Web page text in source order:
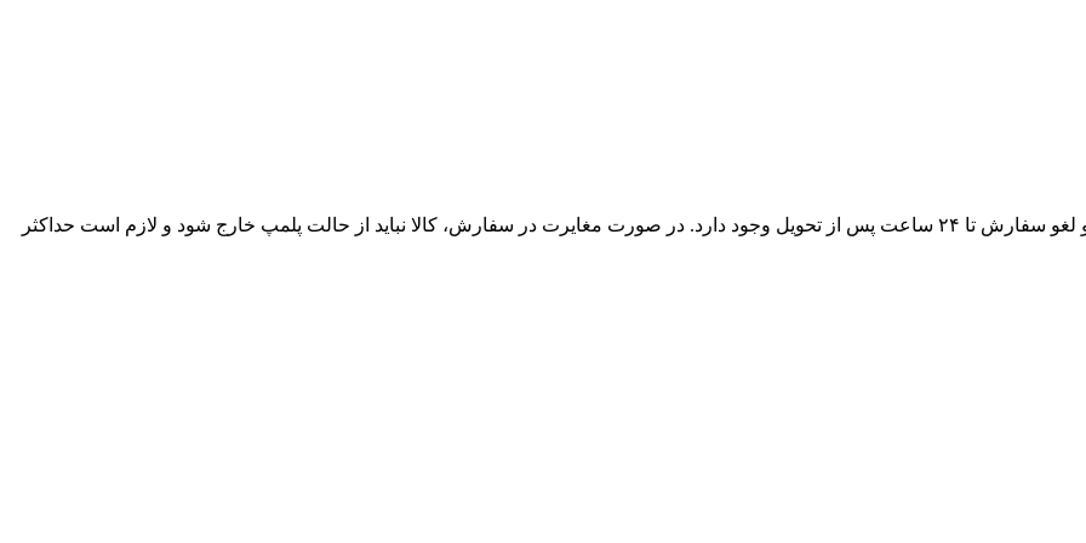
در صورتی که کالا پلمپ و بسته‌بندی آن سالم باشد، امکان مرجوعی و لغو سفارش تا ۲۴ ساعت پس از تحویل وجود دارد. در صورت مغایرت در سفارش، کالا نباید از حالت پلمپ خارج شود و لازم است حداکثر